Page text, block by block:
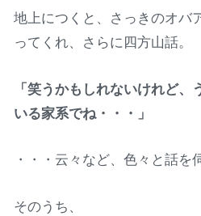
地上につくと、さっきのオバ
ってくれ、さらに四方山話。
「笑うかもしれないけれど
いる家系でね・・・」
・・・云々など、色々と話を
そのうち、